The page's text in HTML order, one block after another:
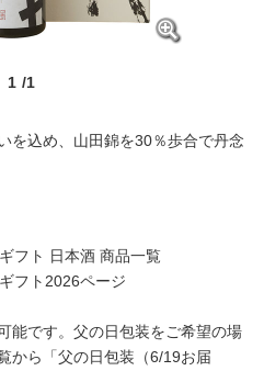
1 /1
を込め、山田錦を30％歩合で丹念
フト 日本酒 商品一覧
フト2026ページ
能です。父の日包装をご希望の場
から「父の日包装（6/19お届